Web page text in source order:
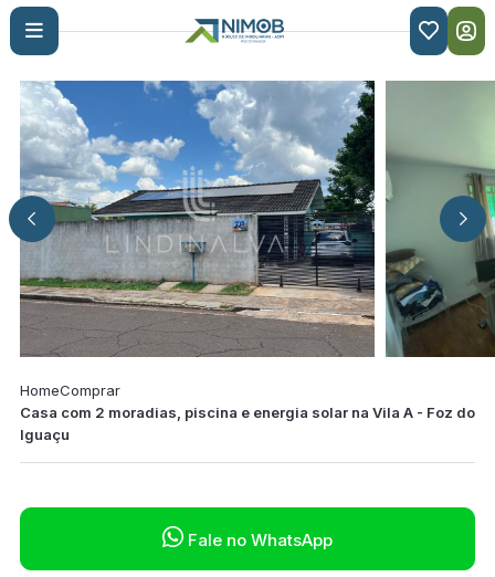

HomeComprar
Casa com 2 moradias, piscina e energia solar na Vila A - Foz do
Iguaçu
 Fale no WhatsApp